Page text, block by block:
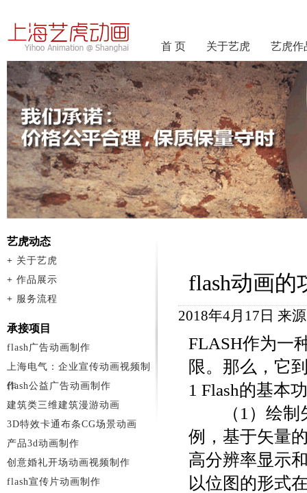
首 页 关于艺虎 艺虎作
flash动画的
2018年4月17日 来
FLASH作为一
限。那么，它
1 Flash的基本
（1）绘制矢
例，基于矢量
高分辨率显示
以位图的形式
艺虎动态
+ 关于艺虎
+ 作品展示
+ 服务流程
承接项目
flash广告动画制作
上海电气：企业宣传动画视频制
作
flash公益广告动画制作
建筑类三维建筑漫游动画
3D特效卡通布条CG场景动画
产品3d动画制作
创意婚礼开场动画视频制作
flash宣传片动画制作